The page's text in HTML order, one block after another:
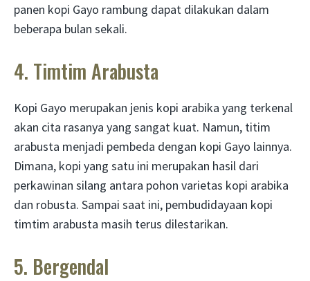
panen kopi Gayo rambung dapat dilakukan dalam
beberapa bulan sekali.
4. Timtim Arabusta
Kopi Gayo merupakan jenis kopi arabika yang terkenal
akan cita rasanya yang sangat kuat. Namun, titim
arabusta menjadi pembeda dengan kopi Gayo lainnya.
Dimana, kopi yang satu ini merupakan hasil dari
perkawinan silang antara pohon varietas kopi arabika
dan robusta. Sampai saat ini, pembudidayaan kopi
timtim arabusta masih terus dilestarikan.
5. Bergendal